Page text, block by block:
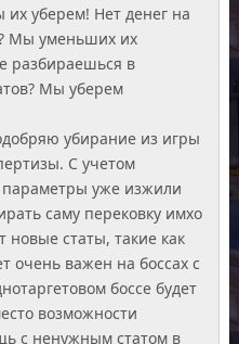
их уберем! Нет денег на
Мы уменьших их
разбираешься в
Мы уберем
убирание из игры
С учетом
параметры уже изжили
саму перековку имхо
новые статы, такие как
очень важен на боссах с
боссе будет
возможности
с ненужным статом в